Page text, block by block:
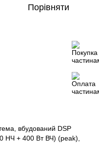
Порівняти
вбудований DSP
НЧ + 400 Вт ВЧ) (peak),